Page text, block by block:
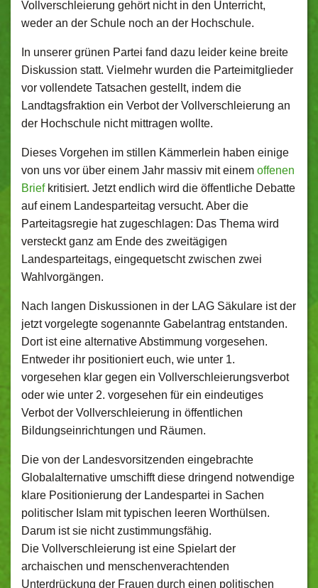
Vollverschleierung gehört nicht in den Unterricht,
weder an der Schule noch an der Hochschule.
In unserer grünen Partei fand dazu leider keine breite
Diskussion statt. Vielmehr wurden die Parteimitglieder
vor vollendete Tatsachen gestellt, indem die
Landtagsfraktion ein Verbot der Vollverschleierung an
der Hochschule nicht mittragen wollte.
Dieses Vorgehen im stillen Kämmerlein haben einige
von uns vor über einem Jahr massiv mit einem offenen
Briefkritisiert. Jetzt endlich wird die öffentliche Debatte
auf einem Landesparteitag versucht. Aber die
Parteitagsregie hat zugeschlagen: Das Thema wird
versteckt ganz am Ende des zweitägigen
Landesparteitags, eingequetscht zwischen zwei
Wahlvorgängen.
Nach langen Diskussionen in der LAG Säkulare ist der
jetzt vorgelegte sogenannte Gabelantrag entstanden.
Dort ist eine alternative Abstimmung vorgesehen.
Entweder ihr positioniert euch, wie unter 1.
vorgesehen klar gegen ein Vollverschleierungsverbot
oder wie unter 2. vorgesehen für ein eindeutiges
Verbot der Vollverschleierung in öffentlichen
Bildungseinrichtungen und Räumen.
Die von der Landesvorsitzenden eingebrachte
Globalalternative umschifft diese dringend notwendige
klare Positionierung der Landespartei in Sachen
politischer Islam mit typischen leeren Worthülsen.
Darum ist sie nicht zustimmungsfähig.
Die Vollverschleierung ist eine Spielart der
archaischen und menschenverachtenden
Unterdrückung der Frauen durch einen politischen